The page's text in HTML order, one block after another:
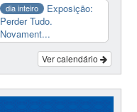
dia inteiro
Exposição:
Perder Tudo.
Novament...
Ver calendário